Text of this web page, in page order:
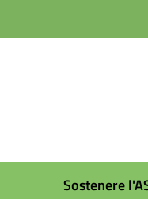
Sostenere